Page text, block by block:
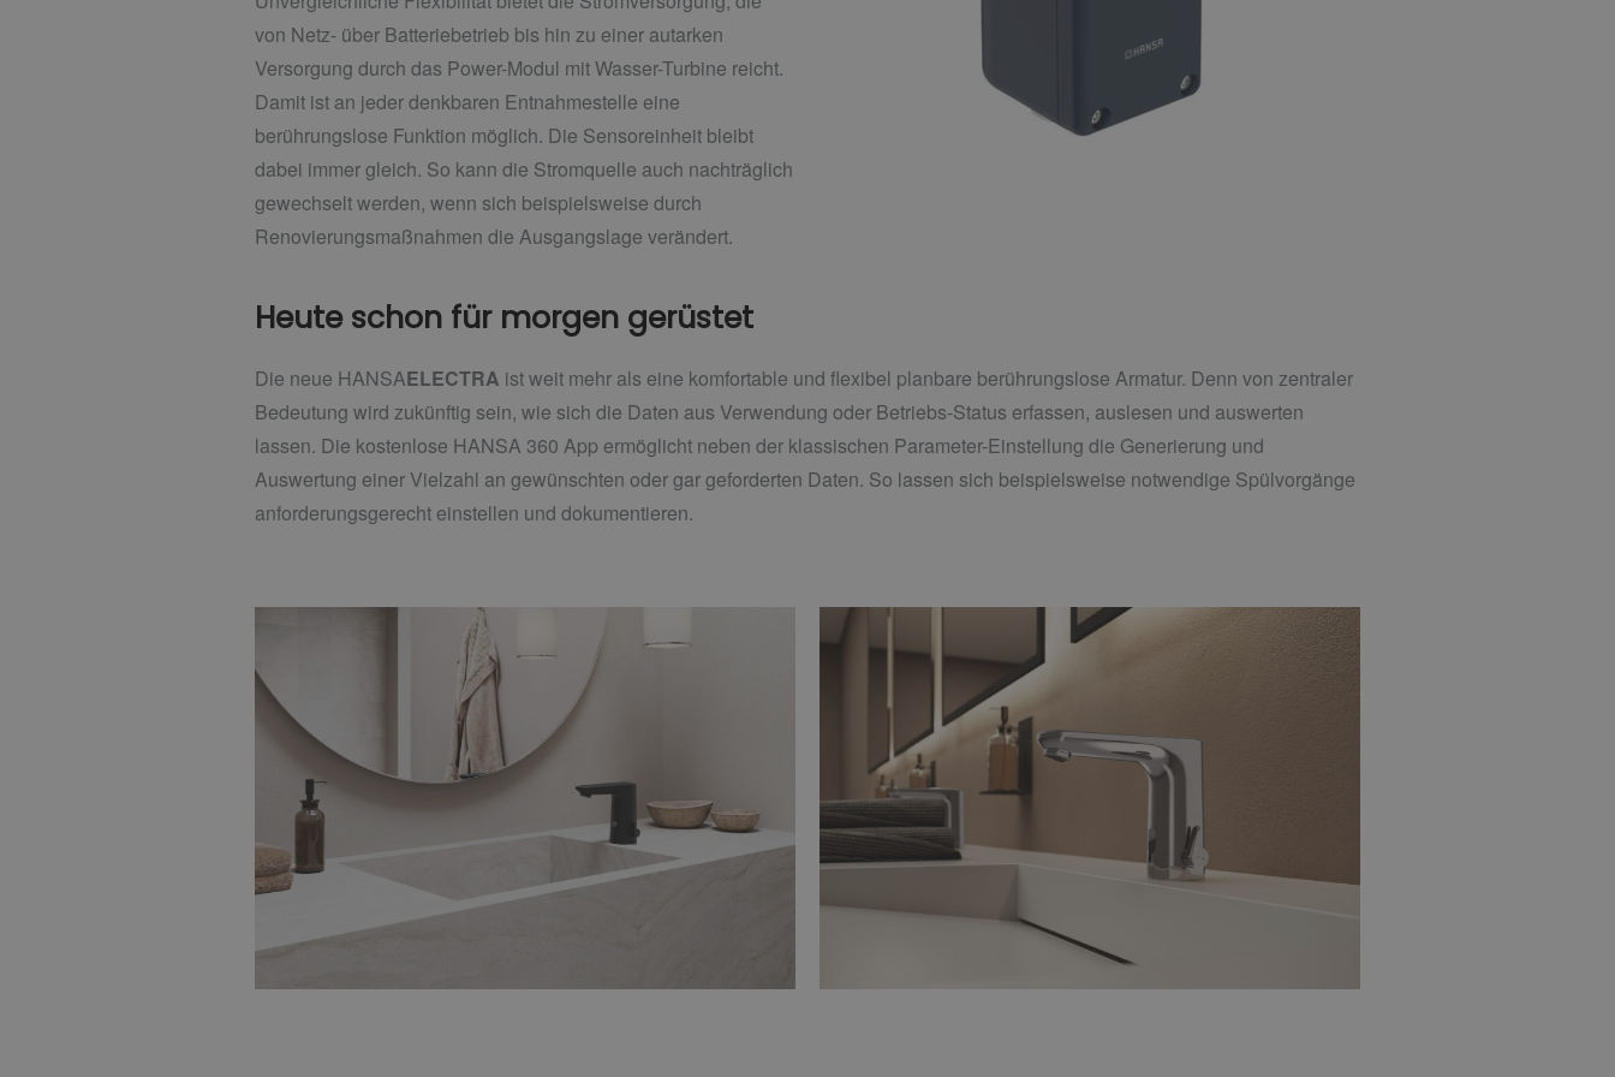
von Netz- über Batteriebetrieb bis hin zu einer autarken
Versorgung durch das Power-Modul mit Wasser-Turbine reicht.
Damit ist an jeder denkbaren Entnahmestelle eine
berührungslose Funktion möglich. Die Sensoreinheit bleibt
dabei immer gleich. So kann die Stromquelle auch nachträglich
gewechselt werden, wenn sich beispielsweise durch
Renovierungsmaßnahmen die Ausgangslage verändert.
Heute schon für morgen gerüstet
Die neue HANSAELECTRA ist weit mehr als eine komfortable und flexibel planbare berührungslose Armatur. Denn von zentraler
Bedeutung wird zukünftig sein, wie sich die Daten aus Verwendung oder Betriebs-Status erfassen, auslesen und auswerten
lassen. Die kostenlose HANSA 360 App ermöglicht neben der klassischen Parameter-Einstellung die Generierung und
Auswertung einer Vielzahl an gewünschten oder gar geforderten Daten. So lassen sich beispielsweise notwendige Spülvorgänge
anforderungsgerecht einstellen und dokumentieren.